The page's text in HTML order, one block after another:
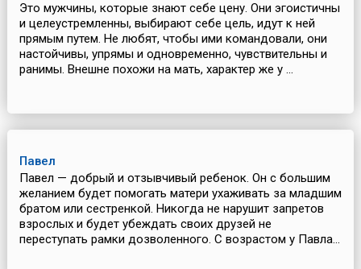
Это мужчины, которые знают себе цену. Они эгоистичны
и целеустремленны, выбирают себе цель, идут к ней
прямым путем. Не любят, чтобы ими командовали, они
настойчивы, упрямы и одновременно, чувствительны и
ранимы. Внешне похожи на мать, характер же у ...
Павел
Павел — добрый и отзывчивый ребенок. Он с большим
желанием будет помогать матери ухаживать за младшим
братом или сестренкой. Никогда не нарушит запретов
взрослых и будет убеждать своих друзей не
переступать рамки дозволенного. С возрастом у Павла...